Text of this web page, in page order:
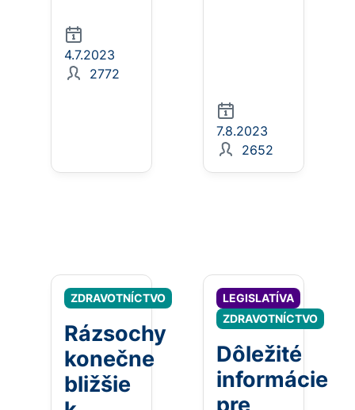
4.7.2023
2772
7.8.2023
2652
ZDRAVOTNÍCTVO
Rázsochy
konečne
bližšie
LEGISLATÍVA
ZDRAVOTNÍCTVO
Dôležité
informácie